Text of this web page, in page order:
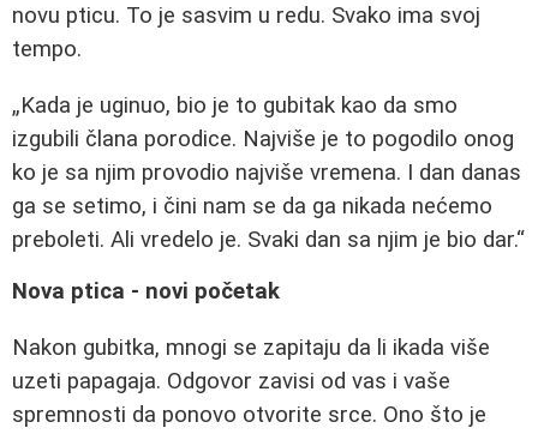
novu pticu. To je sasvim u redu. Svako ima svoj
tempo.
„Kada je uginuo, bio je to gubitak kao da smo
izgubili člana porodice. Najviše je to pogodilo onog
ko je sa njim provodio najviše vremena. I dan danas
ga se setimo, i čini nam se da ga nikada nećemo
preboleti. Ali vredelo je. Svaki dan sa njim je bio dar.“
Nova ptica - novi početak
Nakon gubitka, mnogi se zapitaju da li ikada više
uzeti papagaja. Odgovor zavisi od vas i vaše
spremnosti da ponovo otvorite srce. Ono što je